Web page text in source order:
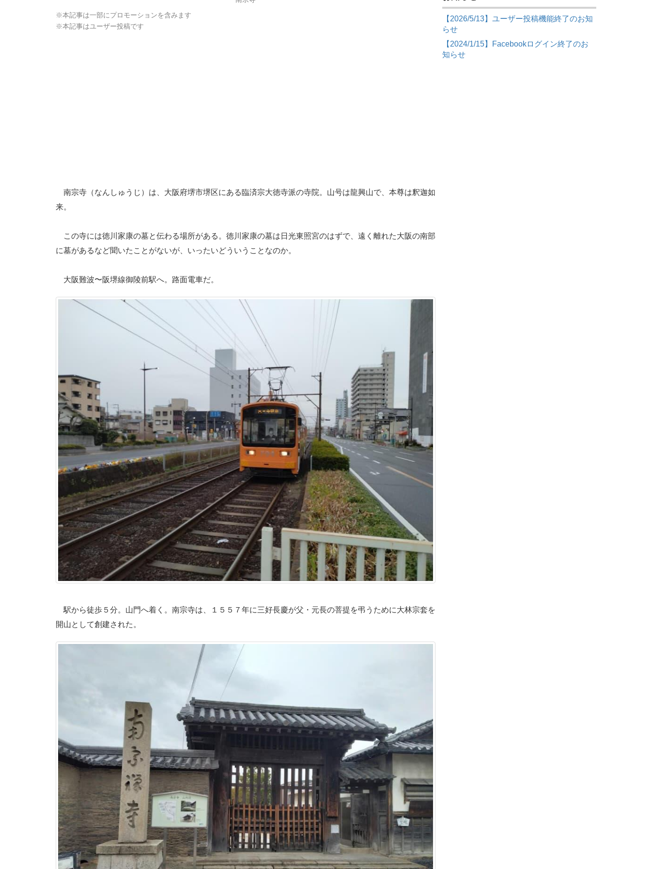
※本記事は一部にプロモーションを含みます
※本記事はユーザー投稿です
南宗寺（なんしゅうじ）は、大阪府堺市堺区にある臨済宗大徳寺派の寺院。山号は龍興山で、本尊は釈迦如
来。
この寺には徳川家康の墓と伝わる場所がある。徳川家康の墓は日光東照宮のはずで、遠く離れた大阪の南部
に墓があるなど聞いたことがないが、いったいどういうことなのか。
大阪難波〜阪堺線御陵前駅へ。路面電車だ。
駅から徒歩５分。山門へ着く。南宗寺は、１５５７年に三好長慶が父・元長の菩提を弔うために大林宗套を
開山として創建された。
【2026/5/13】ユーザー投稿機能終了のお知
らせ
【2024/1/15】Facebookログイン終了のお
知らせ